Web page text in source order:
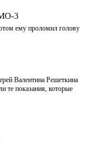
3
ему проломил голову
Валентина Решеткина
те показания, которые